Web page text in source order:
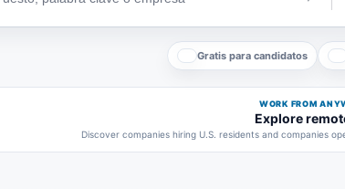
Gratis para candidatos
WORK FROM
Explore
Discover companies hiring U.S. residents and companies